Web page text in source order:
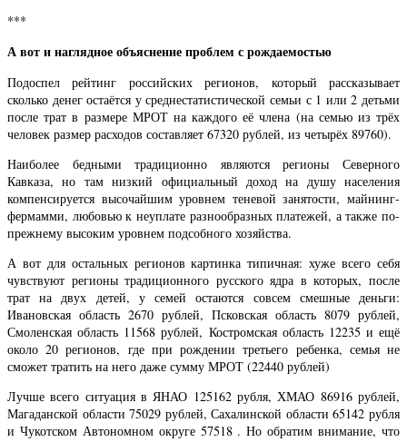
***
А вот и наглядное объяснение проблем с рождаемостью
Подоспел рейтинг российских регионов, который рассказывает
сколько денег остаётся у среднестатистической семьи с 1 или 2 детьми
после трат в размере МРОТ на каждого её члена (на семью из трёх
человек размер расходов составляет 67320 рублей, из четырёх 89760).
Наиболее бедными традиционно являются регионы Северного
Кавказа, но там низкий официальный доход на душу населения
компенсируется высочайшим уровнем теневой занятости, майнинг-
фермамми, любовью к неуплате разнообразных платежей, а также по-
прежнему высоким уровнем подсобного хозяйства.
А вот для остальных регионов картинка типичная: хуже всего себя
чувствуют регионы традиционного русского ядра в которых, после
трат на двух детей, у семей остаются совсем смешные деньги:
Ивановская область 2670 рублей, Псковская область 8079 рублей,
Смоленская область 11568 рублей, Костромская область 12235 и ещё
около 20 регионов, где при рождении третьего ребенка, семья не
сможет тратить на него даже сумму МРОТ (22440 рублей)
Лучше всего ситуация в ЯНАО 125162 рубля, ХМАО 86916 рублей,
Магаданской области 75029 рублей, Сахалинской области 65142 рубля
и Чукотском Автономном округе 57518 . Но обратим внимание, что